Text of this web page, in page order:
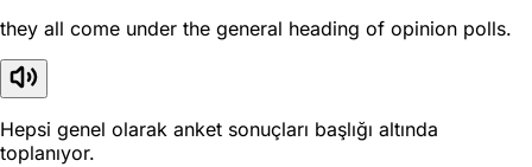
they all come under the general heading of opinion polls.
Hepsi genel olarak anket sonuçları başlığı altında
toplanıyor.